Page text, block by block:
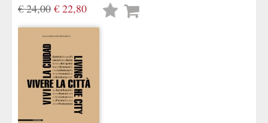
€ 24,00 € 22,80
Lista